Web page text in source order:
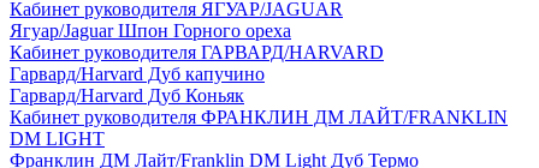
Кабинет руководителя ЯГУАР/JAGUAR
Ягуар/Jaguar Шпон Горного ореха
Кабинет руководителя ГАРВАРД/HARVARD
Гарвард/Harvard Дуб капучино
Гарвард/Harvard Дуб Коньяк
Кабинет руководителя ФРАНКЛИН ДМ ЛАЙТ/FRANKLIN
DM LIGHT
Франклин ДМ Лайт/Franklin DM Light Дуб Термо